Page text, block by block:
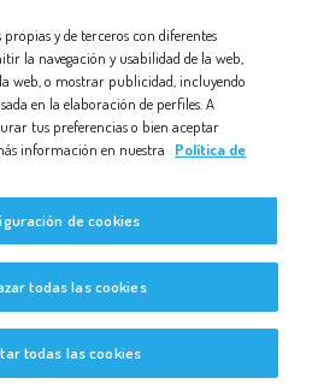
105
105
propias y de terceros con diferentes
la navegación y usabilidad de la web,
web, o mostrar publicidad, incluyendo
en la elaboración de perfiles. A
tus preferencias o bien aceptar
información en nuestra
Política de
de cookies
todas las cookies
todas las cookies